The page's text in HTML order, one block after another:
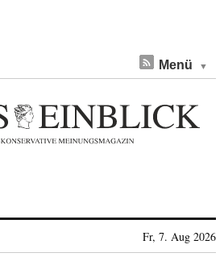
Menü
Fr, 7. Aug 2026